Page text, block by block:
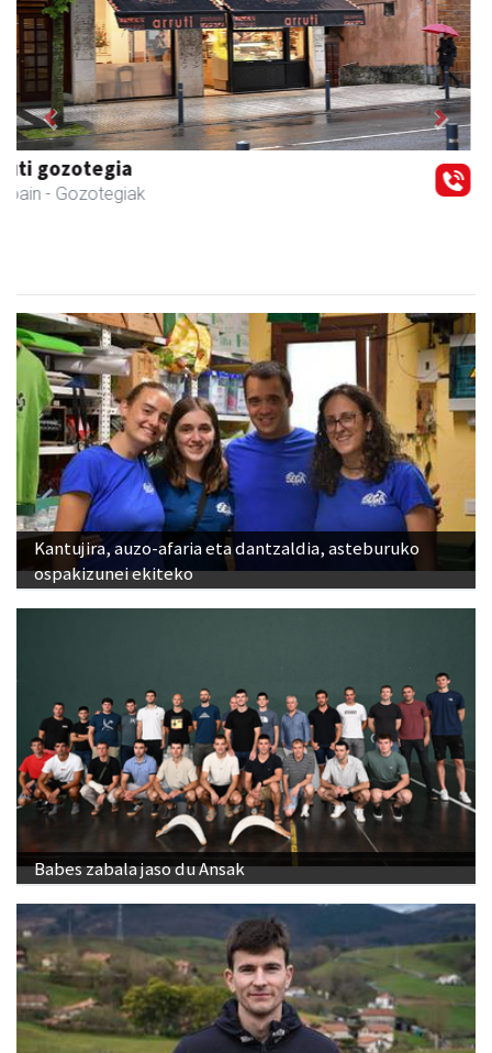
Xixori belar-denda
Andoain - Belar-denda
Previous Next
Kantujira, auzo-afaria eta dantzaldia, asteburuko
ospakizunei ekiteko
Babes zabala jaso du Ansak